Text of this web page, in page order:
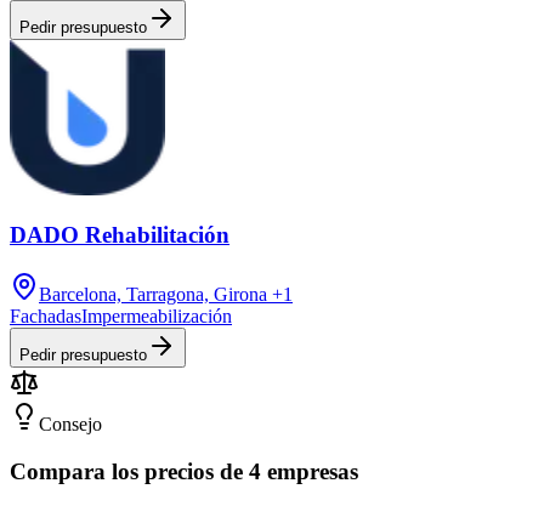
Pedir presupuesto
DADO Rehabilitación
Barcelona, Tarragona, Girona +1
FachadasImpermeabilización
Pedir presupuesto
Consejo
Compara los precios de 4 empresas